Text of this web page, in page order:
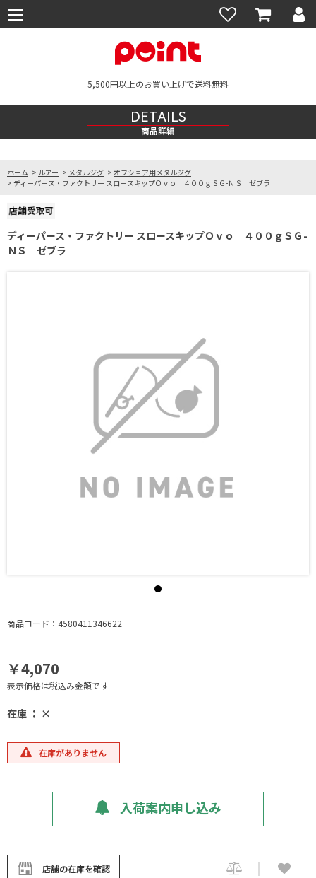
5,500円以上のお買い上げで送料無料
DETAILS
商品詳細
ホーム > ルアー > メタルジグ > オフショア用メタルジグ
> ディーパース・ファクトリー スロースキップＯｖｏ ４００ｇＳＧ-ＮＳ ゼブラ
ディーパース・ファクトリー スロースキップＯｖｏ ４００ｇＳＧ-
ＮＳ ゼブラ
商品コード：4580411346622
￥4,070
表示価格は税込み金額です
在庫 ： ×
在庫がありません
入荷案内申し込み
店舗の在庫を確認